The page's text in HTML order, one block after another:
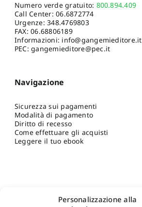
Personalizzazione alla
Numero verde gratuito: 800.894.409
Call Center:06.6872774
Urgenze:348.4769803
FAX: 06.68806189
Informazioni: info@gangemieditore.it
PEC: gangemieditore@pec.it
Navigazione
Sicurezza sui pagamenti
Modalità di pagamento
Diritto di recesso
Come effettuare gli acquisti
Leggere il tuo ebook